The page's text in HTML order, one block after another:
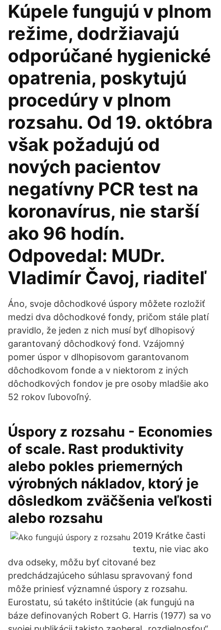
Kúpele fungujú v plnom
režime, dodržiavajú
odporúčané hygienické
opatrenia, poskytujú
procedúry v plnom
rozsahu. Od 19. októbra
však požadujú od
nových pacientov
negatívny PCR test na
koronavírus, nie starší
ako 96 hodín.
Odpovedal: MUDr.
Vladimír Čavoj, riaditeľ
Áno, svoje dôchodkové úspory môžete rozložiť
medzi dva dôchodkové fondy, pričom stále platí
pravidlo, že jeden z nich musí byť dlhopisový
garantovaný dôchodkový fond. Vzájomný
pomer úspor v dlhopisovom garantovanom
dôchodkovom fonde a v niektorom z iných
dôchodkových fondov je pre osoby mladšie ako
52 rokov ľubovoľný.
Úspory z rozsahu - Economies
of scale. Rast produktivity
alebo pokles priemerných
výrobných nákladov, ktorý je
dôsledkom zväčšenia veľkosti
alebo rozsahu
2019 Krátke časti
textu, nie viac ako
dva odseky, môžu byť citované bez
predchádzajúceho súhlasu spravovaný fond
môže priniesť významné úspory z rozsahu.
Eurostatu, sú takéto inštitúcie (ak fungujú na
báze definovaných Robert G. Harris (1977) sa vo